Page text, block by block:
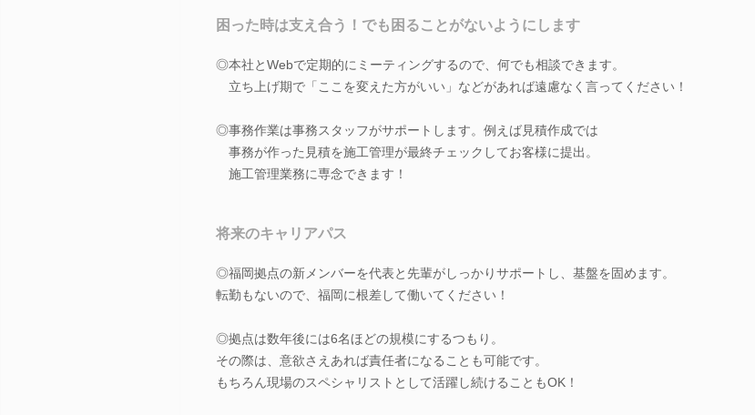
困った時は支え合う！でも困ることがないようにします
◎本社とWebで定期的にミーティングするので、何でも相談できます。
立ち上げ期で「ここを変えた方がいい」などがあれば遠慮なく言ってください！
◎事務作業は事務スタッフがサポートします。例えば見積作成では
事務が作った見積を施工管理が最終チェックしてお客様に提出。
施工管理業務に専念できます！
将来のキャリアパス
◎福岡拠点の新メンバーを代表と先輩がしっかりサポートし、基盤を固めます。
転勤もないので、福岡に根差して働いてください！
◎拠点は数年後には6名ほどの規模にするつもり。
その際は、意欲さえあれば責任者になることも可能です。
もちろん現場のスペシャリストとして活躍し続けることもOK！